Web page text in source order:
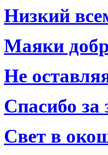
Низкий
Маяки
Не
Спасибо за
Свет в